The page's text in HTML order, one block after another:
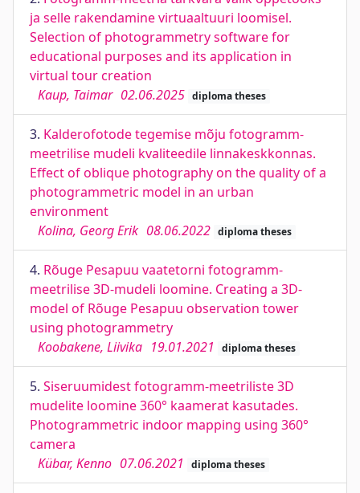
ja selle rakendamine virtuaaltuuri loomisel.
Selection of photogrammetry software for
educational purposes and its application in
virtual tour creation
Kaup, Taimar 02.06.2025 diploma theses
3. Kalderofotode tegemise mõju fotogramm-
meetrilise mudeli kvaliteedile linnakeskkonnas.
Effect of oblique photography on the quality of a
photogrammetric model in an urban
environment
Kolina, Georg Erik 08.06.2022 diploma theses
4. Rõuge Pesapuu vaatetorni fotogramm-
meetrilise 3D-mudeli loomine. Creating a 3D-
model of Rõuge Pesapuu observation tower
using photogrammetry
Koobakene, Liivika 19.01.2021 diploma theses
5. Siseruumidest fotogramm-meetriliste 3D
mudelite loomine 360° kaamerat kasutades.
Photogrammetric indoor mapping using 360°
camera
Kübar, Kenno 07.06.2021 diploma theses